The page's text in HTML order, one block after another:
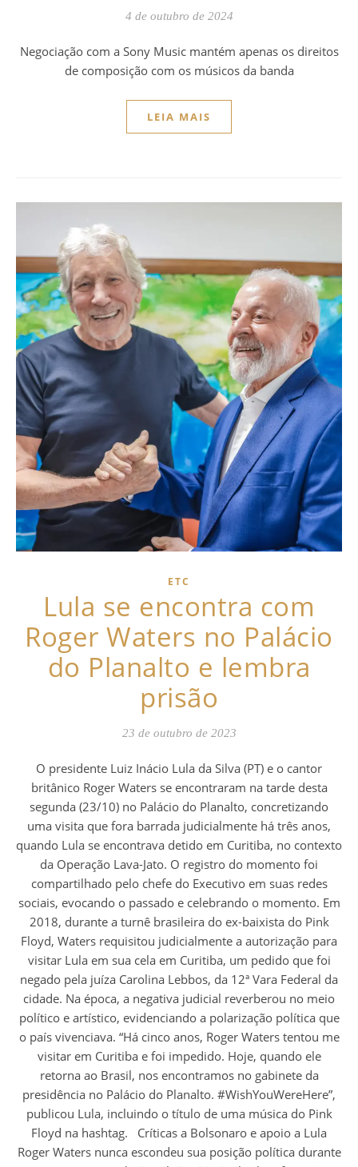
4 de outubro de 2024
Negociação com a Sony Music mantém apenas os direitos
de composição com os músicos da banda
LEIA MAIS
ETC
Lula se encontra com
Roger Waters no Palácio
do Planalto e lembra
prisão
23 de outubro de 2023
O presidente Luiz Inácio Lula da Silva (PT) e o cantor
britânico Roger Waters se encontraram na tarde desta
segunda (23/10) no Palácio do Planalto, concretizando
uma visita que fora barrada judicialmente há três anos,
quando Lula se encontrava detido em Curitiba, no contexto
da Operação Lava-Jato. O registro do momento foi
compartilhado pelo chefe do Executivo em suas redes
sociais, evocando o passado e celebrando o momento. Em
2018, durante a turnê brasileira do ex-baixista do Pink
Floyd, Waters requisitou judicialmente a autorização para
visitar Lula em sua cela em Curitiba, um pedido que foi
negado pela juíza Carolina Lebbos, da 12ª Vara Federal da
cidade. Na época, a negativa judicial reverberou no meio
político e artístico, evidenciando a polarização política que
o país vivenciava. “Há cinco anos, Roger Waters tentou me
visitar em Curitiba e foi impedido. Hoje, quando ele
retorna ao Brasil, nos encontramos no gabinete da
presidência no Palácio do Planalto. #WishYouWereHere”,
publicou Lula, incluindo o título de uma música do Pink
Floyd na hashtag. Críticas a Bolsonaro e apoio a Lula
Roger Waters nunca escondeu sua posição política durante